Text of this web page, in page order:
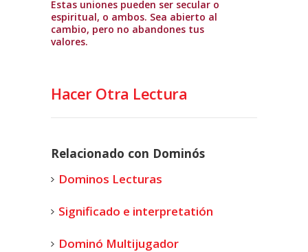
Estas uniones pueden ser secular o
espiritual, o ambos. Sea abierto al
cambio, pero no abandones tus
valores.
Hacer Otra Lectura
Relacionado con Dominós
Dominos Lecturas
Significado e interpretatión
Dominó Multijugador